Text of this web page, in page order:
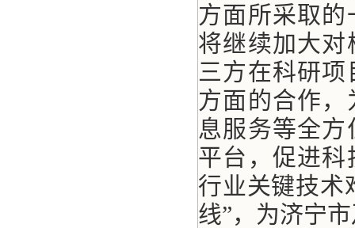
方面所采取
将继续加大
三方在科研
方面的合作
息服务等全
平台，促进
行业关键技术
线”，为济宁